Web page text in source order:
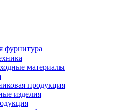
фурнитура
материалы
продукция
изделия